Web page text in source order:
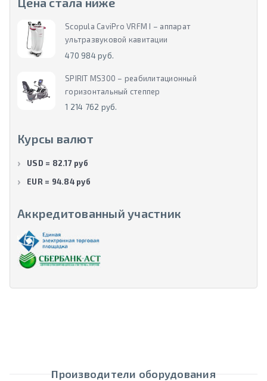
Scopula CaviPro VRFM I – аппарат
ультразвуковой кавитации
470 984 руб.
SPIRIT MS300 – реабилитационный
горизонтальный степпер
1 214 762 руб.
Курсы валют
USD = 82.17 руб
EUR = 94.84 руб
Аккредитованный участник
Производители оборудования